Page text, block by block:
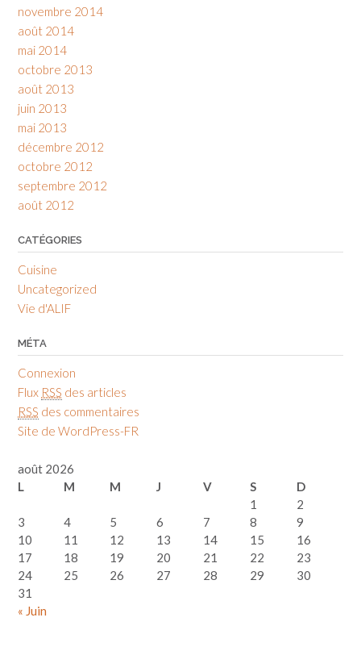
novembre 2014
août 2014
mai 2014
octobre 2013
août 2013
juin 2013
mai 2013
décembre 2012
octobre 2012
septembre 2012
août 2012
CATÉGORIES
Cuisine
Uncategorized
Vie d'ALIF
MÉTA
Connexion
Flux RSS des articles
RSS des commentaires
Site de WordPress-FR
août 2026
L
M M J V S D
« Juin
1
2
3
4 5 6 7 8
9
10
11 12 13 14 15
16
17
18 19 20 21 22
23
24
25 26 27 28 29
30
31